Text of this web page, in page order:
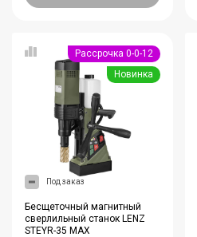
Рассрочка 0-0-12
Новинка
Под заказ
Бесщеточный магнитный
сверлильный станок LENZ
STEYR-35 MAX